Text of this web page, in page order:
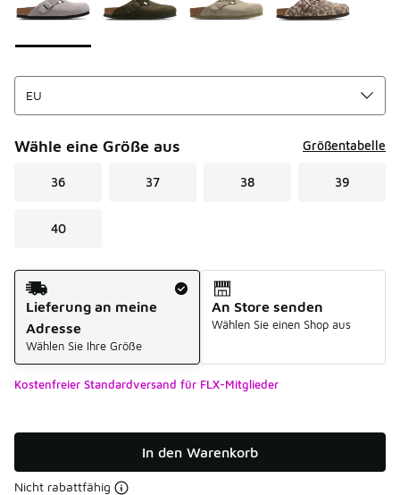
Wähle eine Größe aus Größentabelle
36 37 38 39
40
Versandart
Lieferung an meine
Adresse
Wählen Sie Ihre Größe
An Store senden
Wählen Sie einen Shop aus
Kostenfreier Standardversand für FLX-Mitglieder
In den Warenkorb
Nicht rabattfähig